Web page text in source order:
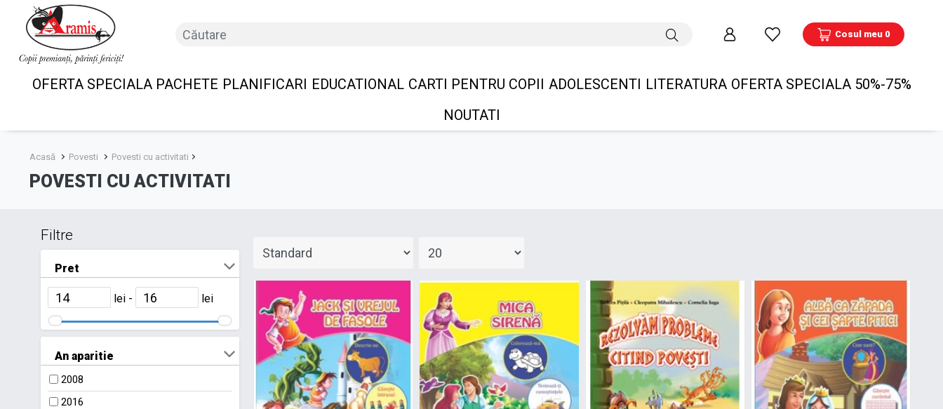
Cosul meu 0
OFERTA SPECIALA PACHETE PLANIFICARI EDUCATIONAL CARTI PENTRU COPII ADOLESCENTI LITERATURA OFERTA SPECIALA 50%-75%
NOUTATI
Acasă Povesti Povesti cu activitati
POVESTI CU ACTIVITATI
Filtre
Pret
lei - lei
An aparitie
2008
2016